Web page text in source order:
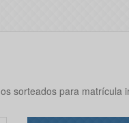
sorteados para